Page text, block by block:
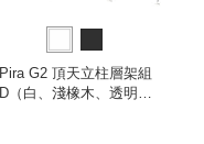
Pira G2 頂天立柱層架組
D（白、淺橡木、透明玻